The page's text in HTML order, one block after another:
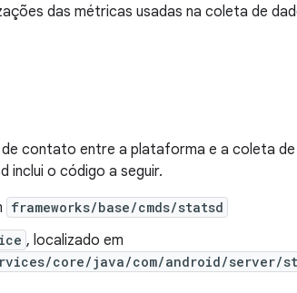
das métricas usadas na coleta de
contato entre a plataforma e a coleta de
inclui o código a seguir.
frameworks/base/cmds/statsd
, localizado em
core/java/com/android/server/